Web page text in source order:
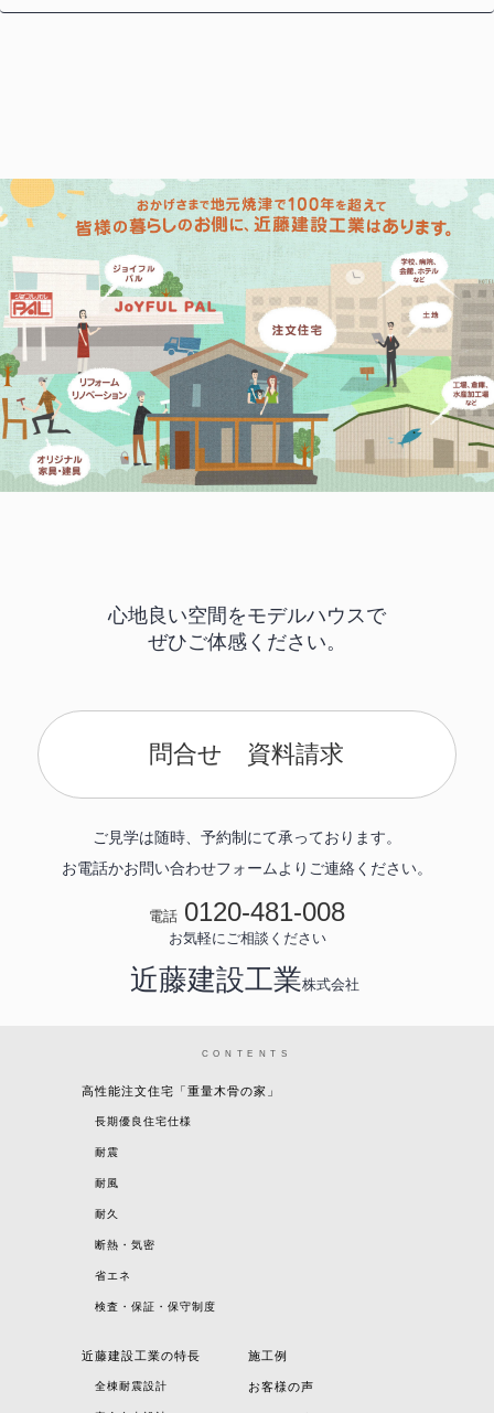
心地良い空間をモデルハウスで
ぜひご体感ください。
問合せ 資料請求
ご見学は随時、予約制にて承っております。
お電話かお問い合わせフォームよりご連絡ください。
電話 0120-481-008
お気軽にご相談ください
近藤建設工業株式会社
CONTENTS
高性能注文住宅「重量木骨の家」
長期優良住宅仕様
耐震
耐風
耐久
断熱・気密
省エネ
検査・保証・保守制度
近藤建設工業の特長
全棟耐震設計
施工例
お客様の声